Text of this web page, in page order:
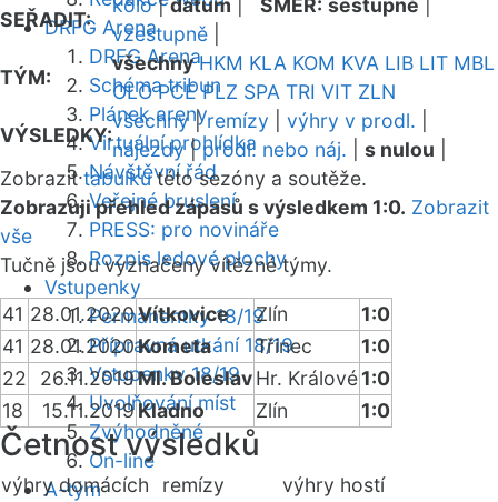
DRFG Arena
DRFG Arena
Schéma tribun
Plánek areny
Virtuální prohlídka
Návštěvní řád
Veřejné bruslení
PRESS: pro novináře
Rozpis ledové plochy
Vstupenky
Permanentky 18/19
Přípravná utkání 18/19
Vstupenky 18/19
Uvolňování míst
Zvýhodněné
On-line
A-tým
SEŘADIT:
kolo|datum SMĚR: sestupně
vzestupně
TÝM:
všechny HKM KLA KOM KVA LIB LIT MBL
OLO PCE PLZ SPA TRI VIT ZLN
VÝSLEDKY:
všechny|remízy výhry v prodl.
nájezdy|prodl. nebo náj. s nulou
Zobrazittabulkutéto sezóny a soutěže.
Zobrazuji přehled zápasů s výsledkem 1:0. Zobrazit
vše
Tučně jsou vyznačeny vítězné týmy.
41 28.01.2020Vítkovice Zlín
1:0
41 28.01.2020Kometa Třinec
1:0
22
26.11.2019Ml. BoleslavHr. Králové1:0
18
15.11.2019Kladno Zlín 1:0
Četnost výsledků
výhry domácích remízy výhry hostí